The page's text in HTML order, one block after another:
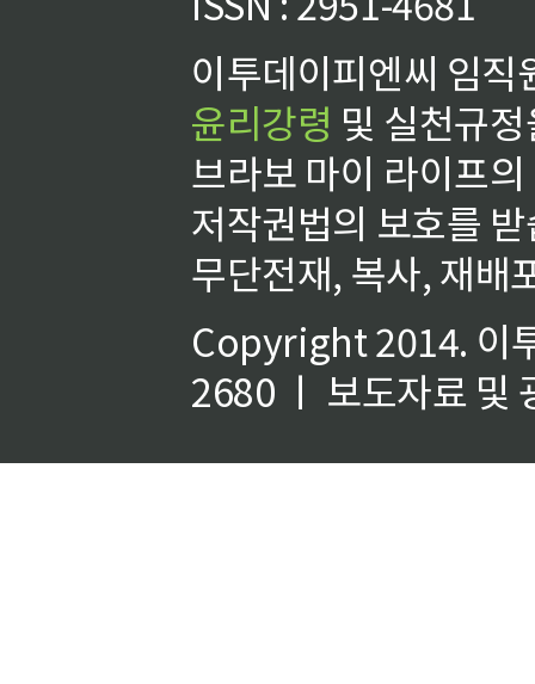
이투데이피엔씨 임
윤리강령 및 실천규
브라보 마이 라이프
저작권법의 보호를
무단전재, 복사, 재배
Copyright 2014. 이
2680 ㅣ 보도자료